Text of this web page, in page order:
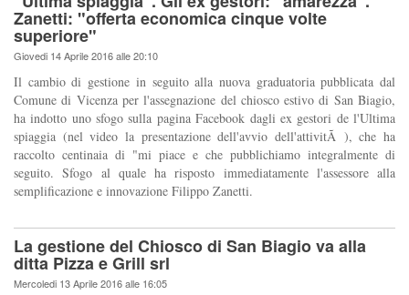
Zanetti: "offerta economica cinque volte
superiore"
Giovedi 14 Aprile 2016 alle 20:10
Il cambio di gestione in seguito alla nuova graduatoria pubblicata dal
Comune di Vicenza per l'assegnazione del chiosco estivo di San Biagio,
ha indotto uno sfogo sulla pagina Facebook dagli ex gestori de l'Ultima
spiaggia (nel video la presentazione dell'avvio dell'attivitÃ ), che ha
raccolto centinaia di "mi piace e che pubblichiamo integralmente di
seguito. Sfogo al quale ha risposto immediatamente l'assessore alla
semplificazione e innovazione Filippo Zanetti.
La gestione del Chiosco di San Biagio va alla
ditta Pizza e Grill srl
Mercoledi 13 Aprile 2016 alle 16:05